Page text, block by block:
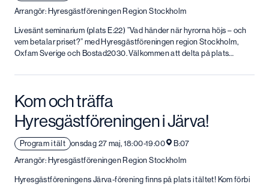
Arrangör: Hyresgästföreningen Region Stockholm
Livesänt seminarium (plats E:22) ”Vad händer när hyrorna höjs – och
vem betalar priset?” med Hyresgäst­föreningen region Stockholm,
Oxfam Sverige och Bostad2030. Välkommen att delta på plats…
Kom och träffa
Hyresgästföreningen i Järva!
Program i tält onsdag 27 maj, 18:00-19:00
B:07
Arrangör: Hyresgästföreningen Region Stockholm
Hyresgästföreningens Järva-förening finns på plats i tältet! Kom förbi